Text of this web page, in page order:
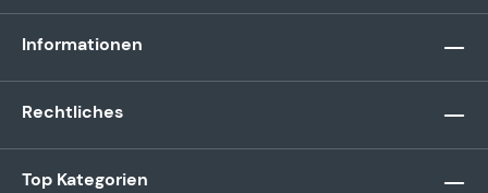
Informationen
Rechtliches
Top Kategorien